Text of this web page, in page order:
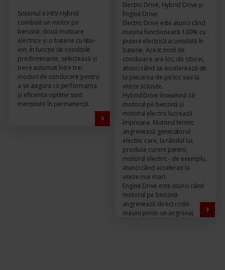
Sistemul e:HEV Hybrid
combină un motor pe
benzină, două motoare
electrice și o baterie cu litiu-
ion. În funcție de condițiile
predominante, selectează și
trece automat între trei
moduri de conducere pentru
a se asigura că performanța
și eficiența optime sunt
menținute în permanență.
Electric Drive, Hybrid Drive și
Engine Drive:
Electric Drive este atunci când
mașina funcționează 100% cu
putere electrică acumulată în
baterie. Acest mod de
conducere are loc, de obicei,
atunci când se accelerează de
la plecarea de pe loc sau la
viteze scăzute.
Hybrid Drive înseamnă că
motorul pe benzină și
motorul electric lucrează
împreuna. Motorul termic
angrenează generatorul
electric care, la rândul lui,
produce curent pentru
motorul electric - de exemplu,
atunci când accelerați la
viteze mai mari.
Engine Drive este atunci când
motorul pe benzină
angrenează direct roțile
mașini printr-un angrenaj